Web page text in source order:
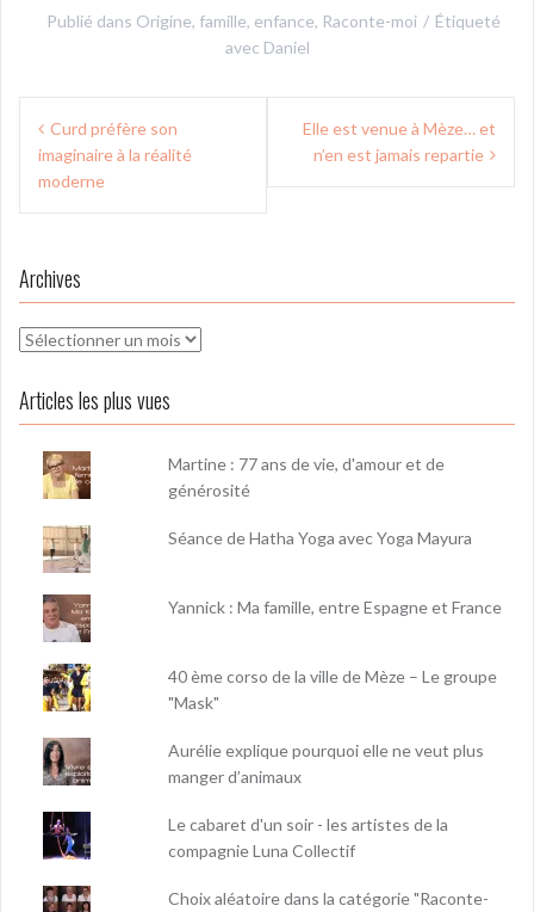
Publié dans Origine, famille, enfance, Raconte-moi
Étiqueté
avec Daniel
Navigation
de
l’article
Curd préfère son
imaginaire à la réalité
moderne
Elle est venue à Mèze… et
n’en est jamais repartie
Archives
Archives
Articles les plus vues
Martine : 77 ans de vie, d'amour et de
générosité
Séance de Hatha Yoga avec Yoga Mayura
Yannick : Ma famille, entre Espagne et France
40 ème corso de la ville de Mèze – Le groupe
"Mask"
Aurélie explique pourquoi elle ne veut plus
manger d’animaux
Le cabaret d'un soir - les artistes de la
compagnie Luna Collectif
Choix aléatoire dans la catégorie "Raconte-